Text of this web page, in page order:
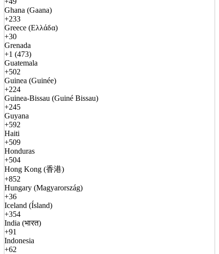
Ghana (Gaana)
+233
Greece (Ελλάδα)
+30
Grenada
+1 (473)
Guatemala
+502
Guinea (Guinée)
+224
Guinea-Bissau (Guiné Bissau)
+245
Guyana
+592
Haiti
+509
Honduras
+504
Hong Kong (香港)
+852
Hungary (Magyarország)
+36
Iceland (Ísland)
+354
India (भारत)
+91
Indonesia
+62